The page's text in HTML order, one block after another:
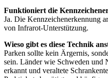
Funktioniert die
Ja. Die Kennzeichenerkennung
von Infrarot-Unterstützung.
Wieso gibt es diese Technik
Parken sollte kein Ärgernis,
sein. Länder wie Schweden und
erkannt und veraltete